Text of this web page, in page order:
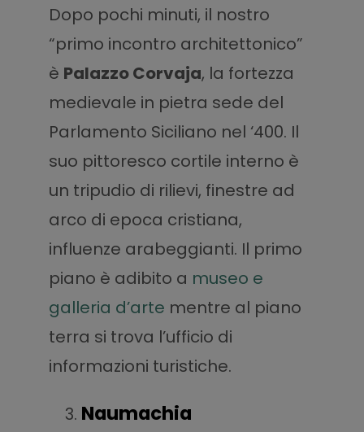
Dopo pochi minuti, il nostro
“primo incontro architettonico”
è Palazzo Corvaja, la fortezza
medievale in pietra sede del
Parlamento Siciliano nel ‘400. Il
suo pittoresco cortile interno è
un tripudio di rilievi, finestre ad
arco di epoca cristiana,
influenze arabeggianti. Il primo
piano è adibito a museo e
galleria d’arte mentre al piano
terra si trova l’ufficio di
informazioni turistiche.
Naumachia